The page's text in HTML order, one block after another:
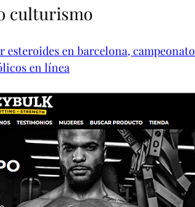
culturismo
en barcelona, campeonato
en línea